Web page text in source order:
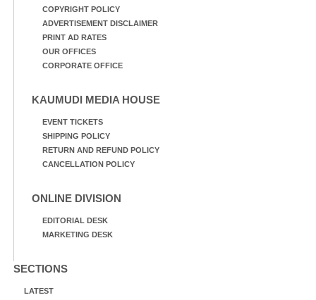
COPYRIGHT POLICY
ADVERTISEMENT DISCLAIMER
PRINT AD RATES
OUR OFFICES
CORPORATE OFFICE
KAUMUDI MEDIA HOUSE
EVENT TICKETS
SHIPPING POLICY
RETURN AND REFUND POLICY
CANCELLATION POLICY
ONLINE DIVISION
EDITORIAL DESK
MARKETING DESK
SECTIONS
LATEST